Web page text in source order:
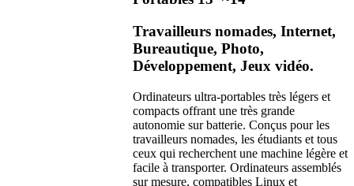
Travailleurs nomades, Internet,
Bureautique, Photo,
Développement, Jeux vidéo.
Ordinateurs ultra-portables très légers et
compacts offrant une très grande
autonomie sur batterie. Conçus pour les
travailleurs nomades, les étudiants et tous
ceux qui recherchent une machine légère et
facile à transporter. Ordinateurs assemblés
sur mesure, compatibles Linux et